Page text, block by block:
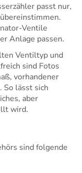
passt nur,
Ventile
Anlage passen.
Ventiltyp und
sind Fotos
vorhandener
So lässt sich
aber
wird.
sind folgende